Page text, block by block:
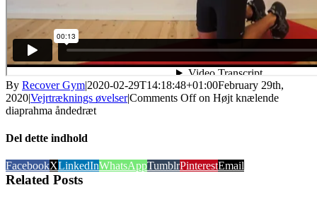
By Recover Gym|2020-02-29T14:18:48+01:00February 29th,
2020|Vejrtræknings øvelser|Comments Offon Højt knælende
diaprahma åndedræt
Del dette indhold
FacebookXLinkedInWhatsAppTumblrPinterestEmail
Related Posts